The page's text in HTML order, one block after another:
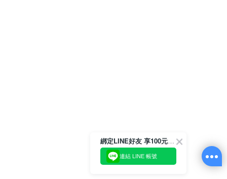
綁定LINE好友 享100元折價券
連結 LINE 帳號